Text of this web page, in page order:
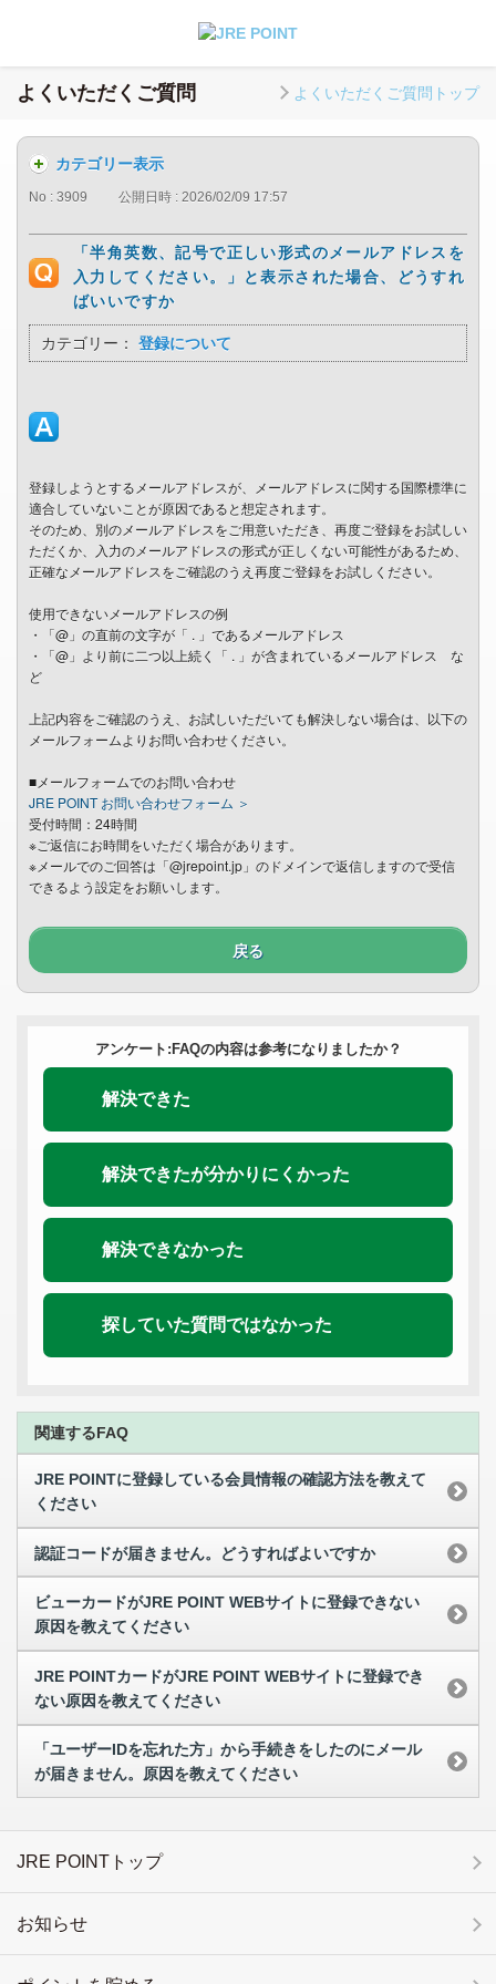
よくいただくご質問 よくいただくご質問トップ
カテゴリー表示
No : 3909 公開日時 : 2026/02/09 17:57
「半角英数、記号で正しい形式のメールアドレスを
入力してください。」と表示された場合、どうすれ
ばいいですか
カテゴリー： 登録について
登録しようとするメールアドレスが、メールアドレスに関する国際標準に
適合していないことが原因であると想定されます。
そのため、別のメールアドレスをご用意いただき、再度ご登録をお試しい
ただくか、入力のメールアドレスの形式が正しくない可能性があるため、
正確なメールアドレスをご確認のうえ再度ご登録をお試しください。
使用できないメールアドレスの例
・「@」の直前の文字が「 . 」であるメールアドレス
・「@」より前に二つ以上続く「 . 」が含まれているメールアドレス な
ど
上記内容をご確認のうえ、お試しいただいても解決しない場合は、以下の
メールフォームよりお問い合わせください。
■メールフォームでのお問い合わせ
JRE POINT お問い合わせフォーム ＞
受付時間：24時間
※ご返信にお時間をいただく場合があります。
※メールでのご回答は「@jrepoint.jp」のドメインで返信しますので受信
できるよう設定をお願いします。
戻る
アンケート:FAQの内容は参考になりましたか？
解決できた
解決できたが分かりにくかった
解決できなかった
探していた質問ではなかった
関連するFAQ
JRE POINTに登録している会員情報の確認方法を教えて
ください
認証コードが届きません。どうすればよいですか
ビューカードがJRE POINT WEBサイトに登録できない
原因を教えてください
JRE POINTカードがJRE POINT WEBサイトに登録でき
ない原因を教えてください
「ユーザーIDを忘れた方」から手続きをしたのにメール
が届きません。原因を教えてください
JRE POINTトップ
お知らせ